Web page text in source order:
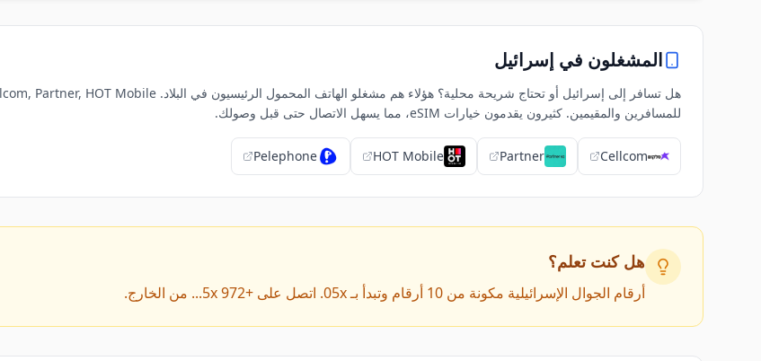
المشغلون في إسرائيل
للمسافرين والمقيمين. كثيرون يقدمون خيارات eSIM، مما يسهل الاتصال حتى قبل وصولك.
Cellcom
Partner
HOT Mobile
Pelephone
هل كنت تعلم؟
أرقام الجوال الإسرائيلية مكونة من 10 أرقام وتبدأ بـ 05x. اتصل على +972 5x... من الخارج.